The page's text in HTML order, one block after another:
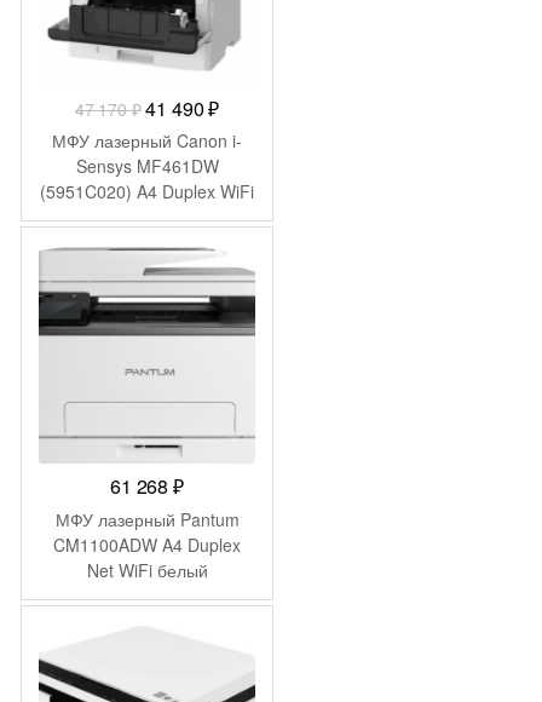
47 170₽Первоначальная
цена
составляла
47
170 ₽.
41 490₽Текущая
цена:
41
490 ₽.
МФУ лазерный Canon i-
Sensys MF461DW
(5951C020) A4 Duplex WiFi
белый
61 268₽
МФУ лазерный Pantum
CM1100ADW A4 Duplex
Net WiFi белый